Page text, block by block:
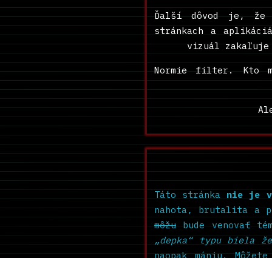
Ďalší dôvod je, že
stránkach a
vizuál zakaľuje
Normie filter. Kto
Táto stránka nie je
nahota, brutalita a
môžu bude venovať
„depka“ typu biela
naopak mániu.